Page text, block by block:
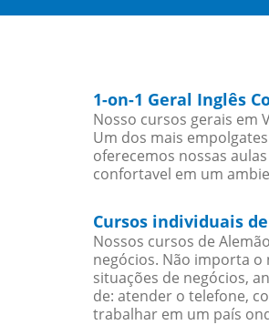
1-on-1 Geral Inglês
Nosso cursos gerais em
Um dos mais
oferecemos nossas
confortavel em um
Cursos individuais
Nossos cursos de
negócios. Não importa
situações de negócios,
de: atender o telefone,
trabalhar em um país